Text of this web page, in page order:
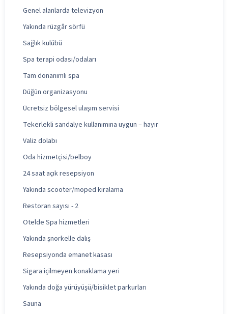
Genel alanlarda televizyon
Yakında rüzgâr sörfü
Sağlık kulübü
Spa terapi odası/odaları
Tam donanımlı spa
Düğün organizasyonu
Ücretsiz bölgesel ulaşım servisi
Tekerlekli sandalye kullanımına uygun – hayır
Valiz dolabı
Oda hizmetçisi/belboy
24 saat açık resepsiyon
Yakında scooter/moped kiralama
Restoran sayısı - 2
Otelde Spa hizmetleri
Yakında şnorkelle dalış
Resepsiyonda emanet kasası
Sigara içilmeyen konaklama yeri
Yakında doğa yürüyüşü/bisiklet parkurları
Sauna